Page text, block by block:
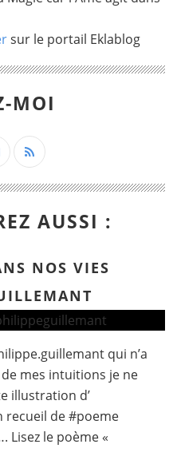
sur le portail Eklablog
MOI
AUSSI :
NOS VIES
qui n’a
mes intuitions je ne
illustration d’
recueil de #poeme
Lisez le poème «